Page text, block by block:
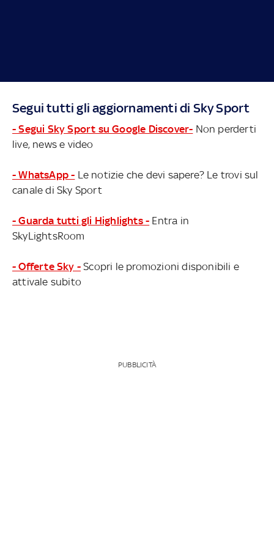
Segui tutti gli aggiornamenti di Sky Sport
- Segui Sky Sport su Google Discover- Non perderti
live, news e video
- WhatsApp - Le notizie che devi sapere? Le trovi sul
canale di Sky Sport
- Guarda tutti gli Highlights - Entra in
SkyLightsRoom
- Offerte Sky - Scopri le promozioni disponibili e
attivale subito
PUBBLICITÀ